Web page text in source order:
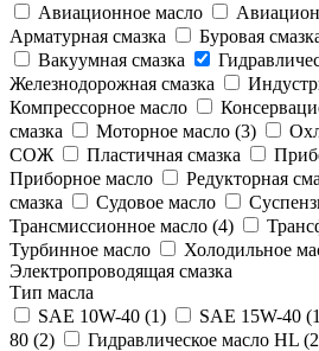
Авиационное масло
Арматурная смазка
Буровая
Вакуумная смазка
Железнодорожная смазка
Компрессорное масло
смазка
Моторное масло (3)
СОЖ
Пластичная смазка
Приборное масло
Редукторная
смазка
Судовое масло
Трансмиссионное масло (4)
Турбинное масло
Холодильное
Электропроводящая смазка
Тип масла
SAE 10W-40 (1)
SAE 15W-40
80 (2)
Гидравлическое масло HL